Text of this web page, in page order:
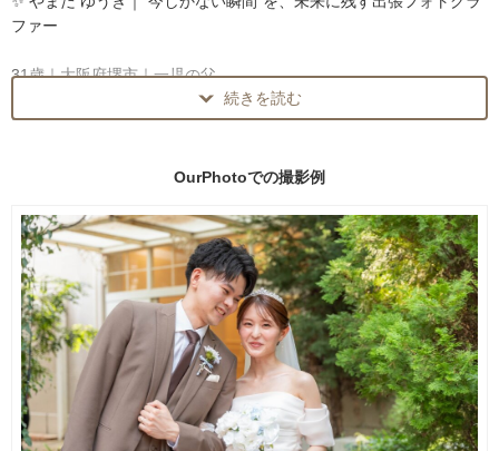
す。
実際に撮影後は、
「こんな自然に笑えると思わなかった」
「またお願いしたいです」
というお声を多くいただいています。
ただ“綺麗に撮る”だけではなく、
その人らしい空気感や、今しかない時間まで残せる撮影を大切にし
ています。
📸 初めての撮影でも、安心してお任せください
ファー
31歳｜大阪府堺市｜一児の父
出張フォトグラファーの やまだ ゆうき です。
「写真を撮られるのが苦手…」
「子どもがちゃんとしてくれるかな…」
撮影前には、そんな不安を抱えている方が本当に多くいらっしゃい
ます。
だからこそ僕は、
“綺麗な写真を撮ること”だけではなく、
「この人なら安心して任せられる」と思っていただける空気づくり
を何より大切にしています。
続きを読む
OurPhotoでの撮影例